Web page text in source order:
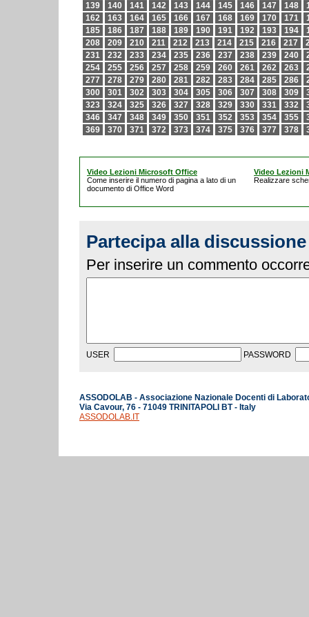
139
140 141 142 143 144 145 146 147 148
162
163 164 165 166 167 168 169 170 171
185
186 187 188 189 190 191 192 193 194
208
209 210 211 212 213 214 215 216 217
231
232 233 234 235 236 237 238 239 240
254
255 256 257 258 259 260 261 262 263
277
278 279 280 281 282 283 284 285 286
300
301 302 303 304 305 306 307 308 309
323
324 325 326 327 328 329 330 331 332
346
347 348 349 350 351 352 353 354 355
369
370 371 372 373 374 375 376 377 378
Video Lezioni Microsoft Office
Come inserire il numero di pagina a lato di un
documento di Office Word
Video Lezioni
Realizzare
Partecipa alla discussione
Per inserire un commento
USER PASSWORD
ASSODOLAB - Associazione Nazionale Docenti di
Via Cavour, 76 - 71049 TRINITAPOLI BT - Italy
ASSODOLAB.IT